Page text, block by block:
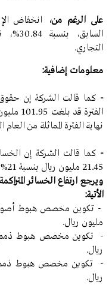
على الرغم من، انخفاض
التجاري.
معلومات إضافية:
-كما قالت الشركة إن
نهاية الفترة المماثلة من العام
- كما قالت الشركة إن
21.45 مليون ريال بنسبة 21% من رأس المال.
ويرجعارتفاع الخسائر
الأتية:
مليون ريال.
ريال.
ريال.